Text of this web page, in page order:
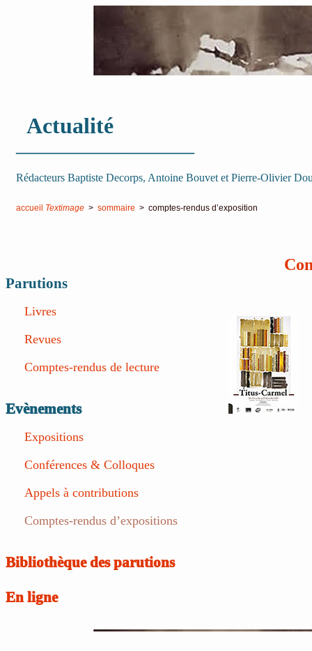
Actualité
————————
Rédacteurs Baptiste Decorps, Antoine Bouvet et Pierre-Olivier
accueil Textimage > sommaire > comptes-rendus d’exposition
Parutions
Livres
Revues
Comptes-rendus de lecture
Evènements
Expositions
Conférences & Colloques
Appels à contributions
Comptes-rendus d’expositions
Bibliothèque des parutions
En ligne